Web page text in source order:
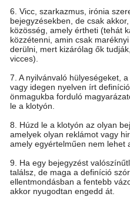
6. Vicc, szarkazmus, irónia
bejegyzésekben, de csak
közösség, amely értheti (tehát
közzétenni, amin csak
derülni, mert kizárólag ők
vicces).
7. A nyilvánvaló hülyeségeket,
vagy idegen nyelven írt
önmagukba forduló
le a klotyón.
8. Húzd le a klotyón az olyan
amelyek olyan reklámot vagy
amely egyértelműen nem lehet
9. Ha egy bejegyzést
találsz, de maga a definíció
ellentmondásban a fentebb
akkor nyugodtan engedd át.